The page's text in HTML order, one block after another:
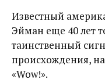
Известный
Эйман еще 40 лет
таинственный
происхождения,
«Wow!».